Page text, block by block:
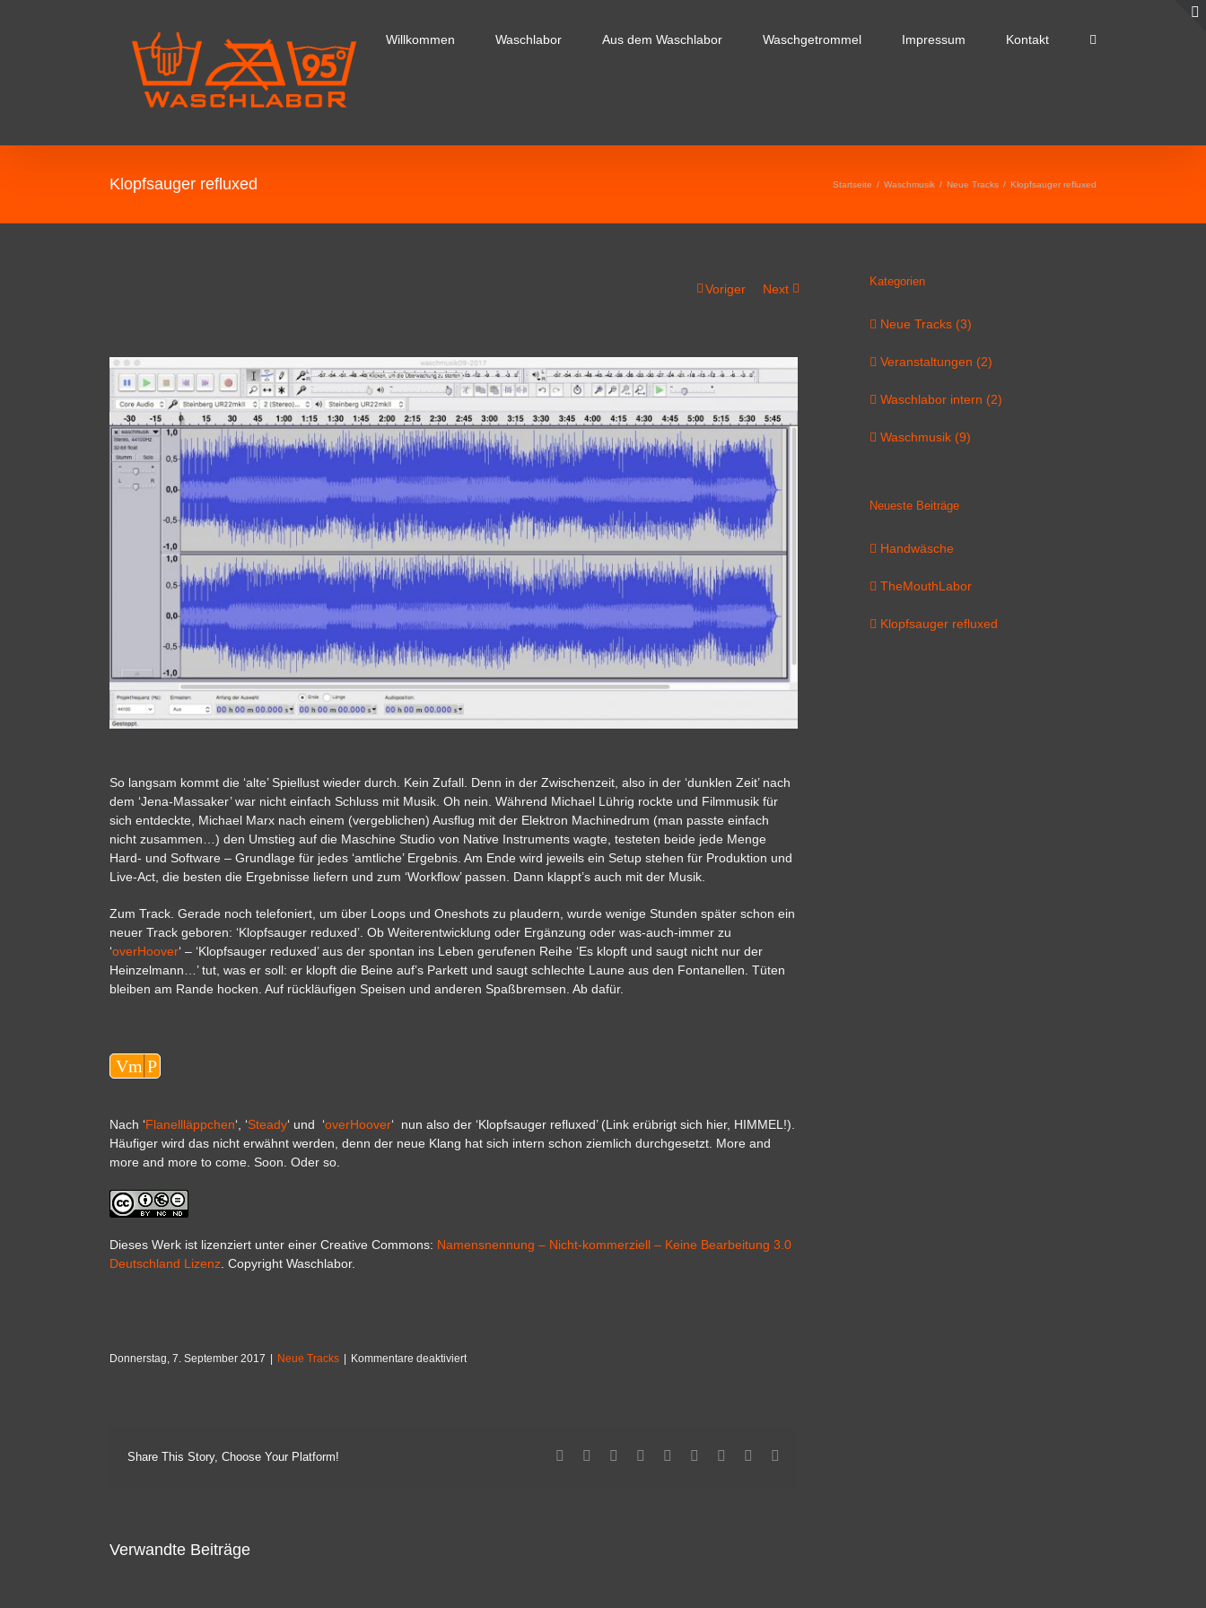
Willkommen Waschlabor Aus dem Waschlabor Waschgetrommel Impressum Kontakt
Klopfsauger refluxed Startseite / Waschmusik / Neue Tracks / Klopfsauger refluxed
Voriger Next
View
Larger
Image
So langsam kommt die ‘alte’ Spiellust wieder durch. Kein Zufall. Denn in der Zwischenzeit, also in der ‘dunklen Zeit’ nach
dem ‘Jena-Massaker’ war nicht einfach Schluss mit Musik. Oh nein. Während Michael Lührig rockte und Filmmusik für
sich entdeckte, Michael Marx nach einem (vergeblichen) Ausflug mit der Elektron Machinedrum (man passte einfach
nicht zusammen…) den Umstieg auf die Maschine Studio von Native Instruments wagte, testeten beide jede Menge
Hard- und Software – Grundlage für jedes ‘amtliche’ Ergebnis. Am Ende wird jeweils ein Setup stehen für Produktion und
Live-Act, die besten die Ergebnisse liefern und zum ‘Workflow’ passen. Dann klappt’s auch mit der Musik.
Zum Track. Gerade noch telefoniert, um über Loops und Oneshots zu plaudern, wurde wenige Stunden später schon ein
neuer Track geboren: ‘Klopfsauger reduxed’. Ob Weiterentwicklung oder Ergänzung oder was-auch-immer zu
‘overHoover‘ – ‘Klopfsauger reduxed’ aus der spontan ins Leben gerufenen Reihe ‘Es klopft und saugt nicht nur der
Heinzelmann…’ tut, was er soll: er klopft die Beine auf’s Parkett und saugt schlechte Laune aus den Fontanellen. Tüten
bleiben am Rande hocken. Auf rückläufigen Speisen und anderen Spaßbremsen. Ab dafür.
Audio-
Player
Vm P
Nach ‘Flanellläppchen‘, ‘Steady‘ und ‘overHoover‘ nun also der ‘Klopfsauger refluxed’ (Link erübrigt sich hier, HIMMEL!).
Häufiger wird das nicht erwähnt werden, denn der neue Klang hat sich intern schon ziemlich durchgesetzt. More and
more and more to come. Soon. Oder so.
Dieses Werk ist lizenziert unter einer Creative Commons: Namensnennung – Nicht-kommerziell – Keine Bearbeitung 3.0
Deutschland Lizenz . Copyright Waschlabor.
Donnerstag, 7. September 2017 Neue Tracks Kommentare deaktiviertfür
Share This Story, Choose Your Platform! Facebook
TwitterLinkedin
Reddit TumblrGoogle+Pinterest
Verwandte Beiträge
Kategorien
Neue Tracks (3)
Veranstaltungen (2)
Waschlabor intern (2)
Waschmusik (9)
Neueste Beiträge
Handwäsche
TheMouthLabor
Klopfsauger refluxed